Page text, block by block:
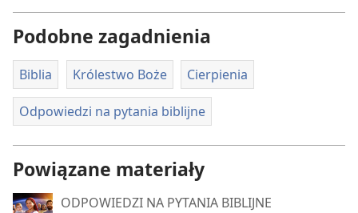
Podobne zagadnienia
Biblia Królestwo Boże Cierpienia
Odpowiedzi na pytania biblijne
Powiązane materiały
ODPOWIEDZI NA PYTANIA BIBLIJNE